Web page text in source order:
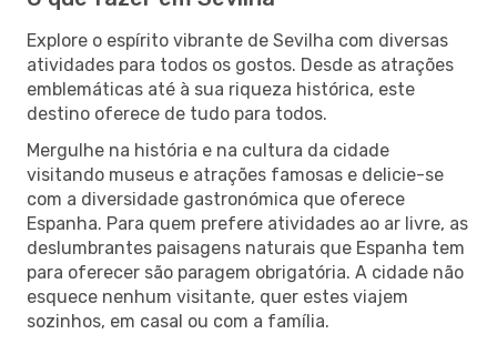
Explore o espírito vibrante de Sevilha com diversas
atividades para todos os gostos. Desde as atrações
emblemáticas até à sua riqueza histórica, este
destino oferece de tudo para todos.
Mergulhe na história e na cultura da cidade
visitando museus e atrações famosas e delicie-se
com a diversidade gastronómica que oferece
Espanha. Para quem prefere atividades ao ar livre, as
deslumbrantes paisagens naturais que Espanha tem
para oferecer são paragem obrigatória. A cidade não
esquece nenhum visitante, quer estes viajem
sozinhos, em casal ou com a família.